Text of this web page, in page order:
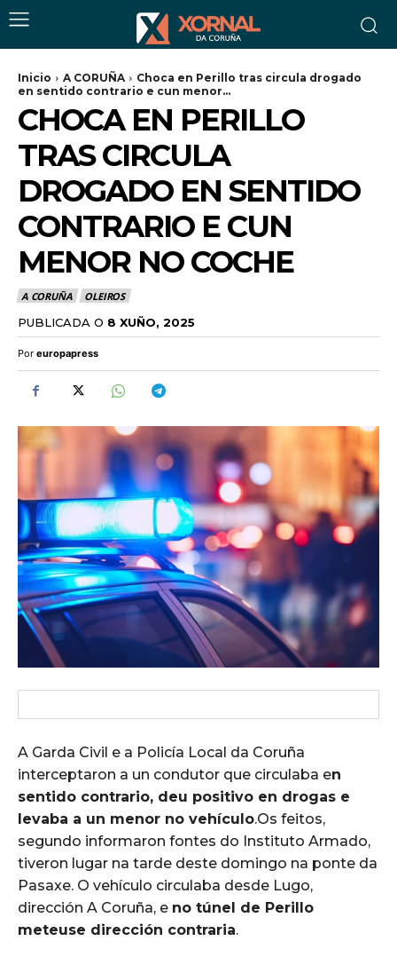
Inicio A CORUÑA
Choca en Perillo tras circula drogado
en sentido contrario e cun menor...
CHOCA EN PERILLO
TRAS CIRCULA
DROGADO EN SENTIDO
CONTRARIO E CUN
MENOR NO COCHE
A CORUÑA OLEIROS
PUBLICADA O 8 XUÑO, 2025
Por europapress
A Garda Civil e a Policía Local da Coruña
interceptaron a un condutor que circulaba en
sentido contrario, deu positivo en drogas e
levaba a un menor no vehículo.Os feitos,
segundo informaron fontes do Instituto Armado,
tiveron lugar na tarde deste domingo na ponte da
Pasaxe. O vehículo circulaba desde Lugo,
dirección A Coruña, e no túnel de Perillo
meteuse dirección contraria.